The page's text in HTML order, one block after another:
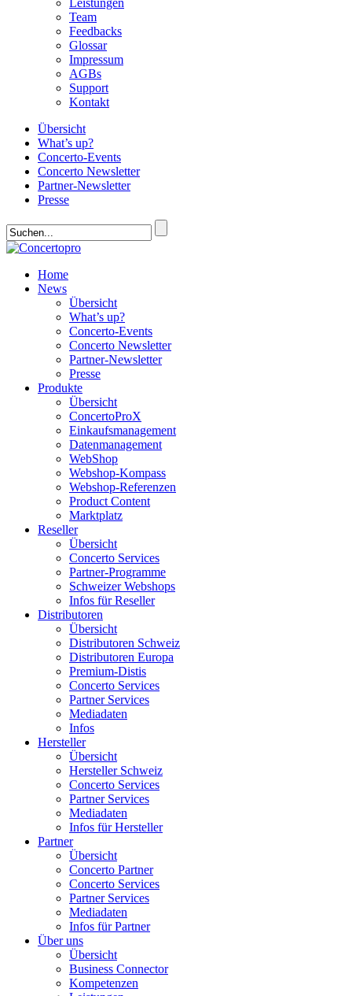
Leistungen
Team
Feedbacks
Glossar
Impressum
AGBs
Support
Kontakt
Übersicht
What’s up?
Concerto-Events
Concerto Newsletter
Partner-Newsletter
Presse
Home
News
Übersicht
What’s up?
Concerto-Events
Concerto Newsletter
Partner-Newsletter
Presse
Produkte
Übersicht
ConcertoProX
Einkaufsmanagement
Datenmanagement
WebShop
Webshop-Kompass
Webshop-Referenzen
Product Content
Marktplatz
Reseller
Übersicht
Concerto Services
Partner-Programme
Schweizer Webshops
Infos für Reseller
Distributoren
Übersicht
Distributoren Schweiz
Distributoren Europa
Premium-Distis
Concerto Services
Partner Services
Mediadaten
Infos
Hersteller
Übersicht
Hersteller Schweiz
Concerto Services
Partner Services
Mediadaten
Infos für Hersteller
Partner
Übersicht
Concerto Partner
Concerto Services
Partner Services
Mediadaten
Infos für Partner
Über uns
Übersicht
Business Connector
Kompetenzen